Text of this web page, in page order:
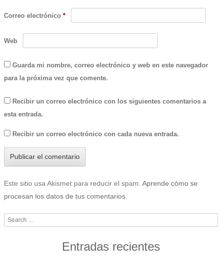
Correo electrónico *
Web
Guarda mi nombre, correo electrónico y web en este navegador
para la próxima vez que comente.
Recibir un correo electrónico con los siguientes comentarios a
esta entrada.
Recibir un correo electrónico con cada nueva entrada.
Este sitio usa Akismet para reducir el spam. Aprende cómo se
procesan los datos de tus comentarios
Search
Entradas recientes